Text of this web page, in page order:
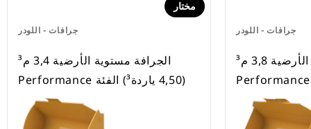
جرافات - اللودر
مختار
‏‫الجرافة مستوية الأرضية 3,4 م³
(4,50 ياردة³) الفئة Performance
جرافات - اللودر
‏‫الجرافة مستوية الأرضية 3,8 م³